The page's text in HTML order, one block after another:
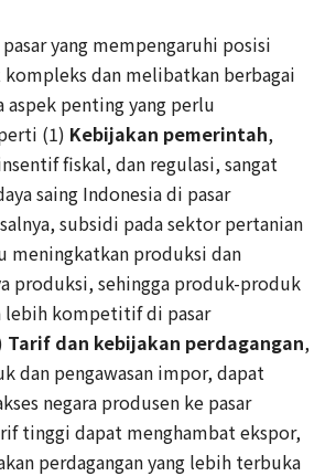
yang mempengaruhi posisi
kompleks dan melibatkan berbagai
penting yang perlu
(1) Kebijakan pemerintah,
fiskal, dan regulasi, sangat
saing Indonesia di pasar
subsidi pada sektor pertanian
meningkatkan produksi dan
produksi, sehingga produk-produk
lebih kompetitif di pasar
Tarif dan kebijakan perdagangan,
dan pengawasan impor, dapat
negara produsen ke pasar
tinggi dapat menghambat ekspor,
perdagangan yang lebih terbuka